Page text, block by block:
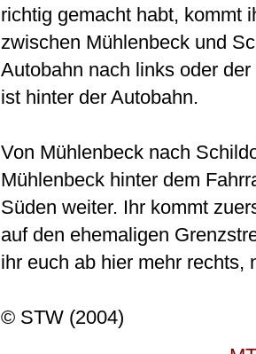
richtig gemacht habt, kommt
zwischen Mühlenbeck und
Autobahn nach links oder
ist hinter der Autobahn.
Von Mühlenbeck nach
Mühlenbeck hinter dem
Süden weiter. Ihr kommt
auf den ehemaligen
ihr euch ab hier mehr rechts,
© STW (2004)